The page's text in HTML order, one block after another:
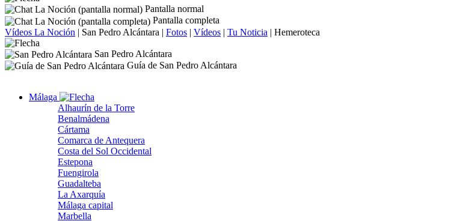
Pantalla normal
Pantalla completa
Vídeos La Noción | San Pedro Alcántara | Fotos | Vídeos | Tu Noticia | Hemeroteca
San Pedro Alcántara
Guía de San Pedro Alcántara
Málaga
Alhaurín de la Torre
Benalmádena
Cártama
Comarca de Antequera
Costa del Sol Occidental
Estepona
Fuengirola
Guadalteba
La Axarquía
Málaga capital
Marbella